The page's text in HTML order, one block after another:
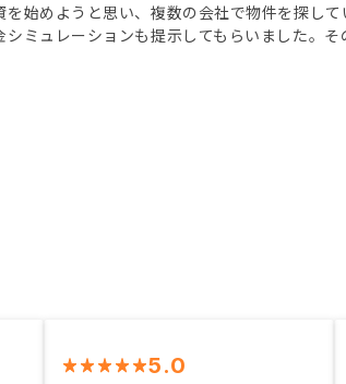
始めようと思い、複数の会社で物件を探し
ミュレーションも提示してもらいました。
5.0